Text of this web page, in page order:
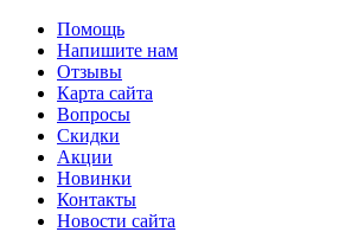
Помощь
Напишите нам
Отзывы
Карта сайта
Вопросы
Скидки
Акции
Новинки
Контакты
Новости сайта